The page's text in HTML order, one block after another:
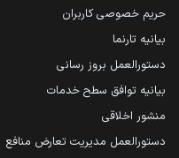
حریم خصوصی کاربران
بیانیه تارنما
دستورالعمل بروز رسانی
بیانیه توافق سطح خدمات
منشور اخلاقی
دستورالعمل مدیریت تعارض منافع